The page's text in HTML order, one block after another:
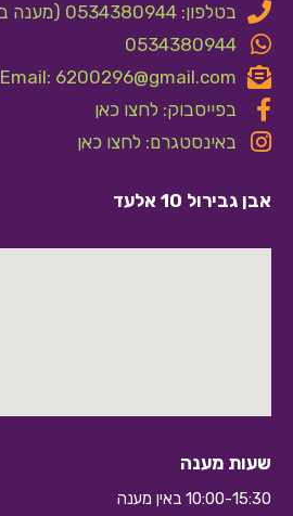
בטלפון: 0534380944 (מענה בשעות הבוקר בלבד)
0534380944
Email: 6200296@gmail.com
בפייסבוק: לחצו כאן
באינסטגרם: לחצו כאן
אבן גבירול 10 אלעד
שעות מענה
10:00-15:30 באין מענה